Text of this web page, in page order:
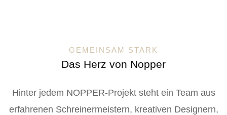
GEMEINSAM STARK
Das Herz von Nopper
Hinter jedem NOPPER-Projekt steht ein Team aus
erfahrenen Schreinermeistern, kreativen Designern,